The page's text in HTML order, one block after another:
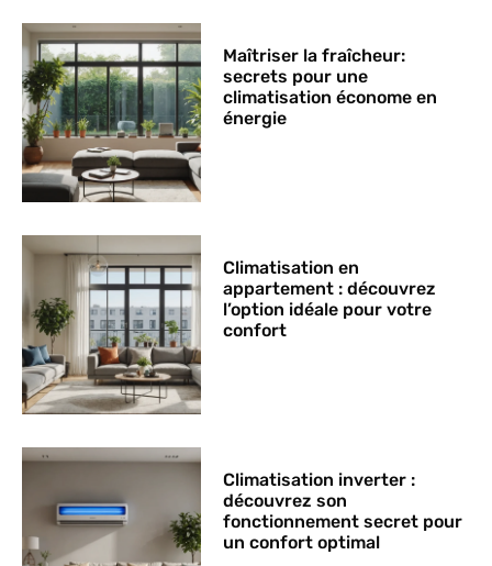
Maîtriser la fraîcheur:
secrets pour une
climatisation économe en
énergie
Climatisation en
appartement : découvrez
l’option idéale pour votre
confort
Climatisation inverter :
découvrez son
fonctionnement secret pour
un confort optimal